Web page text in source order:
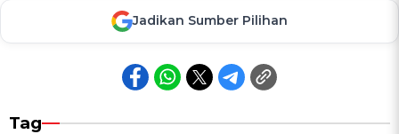
Jadikan Sumber Pilihan
Tag